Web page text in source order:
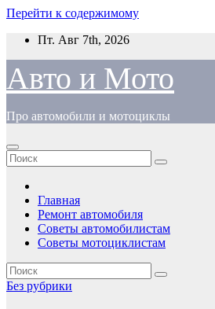
Перейти к содержимому
Пт. Авг 7th, 2026
Авто и Мото
Про автомобили и мотоциклы
Главная
Ремонт автомобиля
Советы автомобилистам
Советы мотоциклистам
Без рубрики